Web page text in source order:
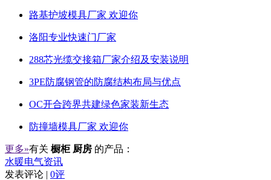
路基护坡模具厂家 欢迎你
洛阳专业快速门厂家
288芯光缆交接箱厂家介绍及安装说明
3PE防腐钢管的防腐结构布局与优点
OC开合跨界共建绿色家装新生态
防撞墙模具厂家 欢迎你
更多»有关 橱柜 厨房 的产品：
水暖电气资讯
发表评论 | 0评